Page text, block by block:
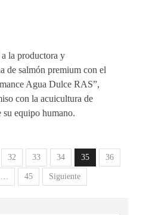
la productora y
de salmón premium con el
Agua Dulce RAS”,
con la acuicultura de
equipo humano.
32 33 34 35 36
45 Siguiente